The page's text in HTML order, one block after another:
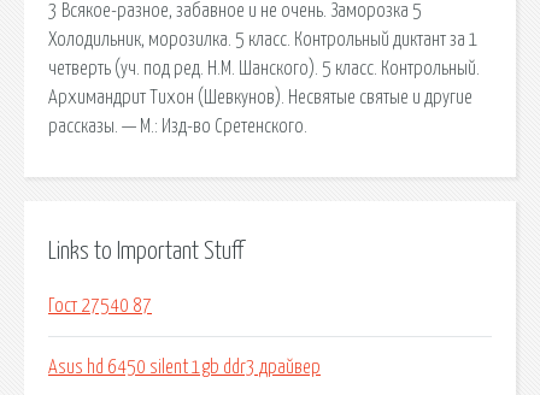
3 Всякое-разное, забавное и не очень. Заморозка 5
Холодильник, морозилка. 5 класс. Контрольный диктант за 1
четверть (уч. под ред. Н.М. Шанского). 5 класс. Контрольный.
Архимандрит Тихон (Шевкунов). Несвятые святые и другие
рассказы. — М.: Изд-во Сретенского.
Links to Important Stuff
Гост 27540 87
Asus hd 6450 silent 1gb ddr3 драйвер